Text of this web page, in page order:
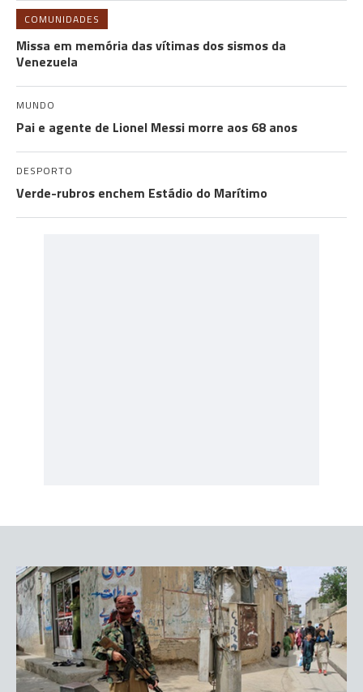
COMUNIDADES
Missa em memória das vítimas dos sismos da
Venezuela
MUNDO
Pai e agente de Lionel Messi morre aos 68 anos
DESPORTO
Verde-rubros enchem Estádio do Marítimo